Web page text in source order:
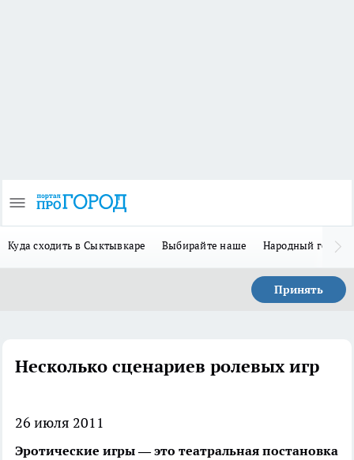
Куда сходить в Сыктывкаре Выбирайте наше Народный герой-
Принять
Несколько сценариев ролевых игр
26 июля 2011
Эротические игры — это театральная постановка